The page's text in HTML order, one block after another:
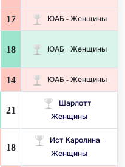
17 ЮАБ - Женщины
18 ЮАБ - Женщины
14 ЮАБ - Женщины
21
Шарлотт -
Женщины
18
Ист Каролина -
Женщины